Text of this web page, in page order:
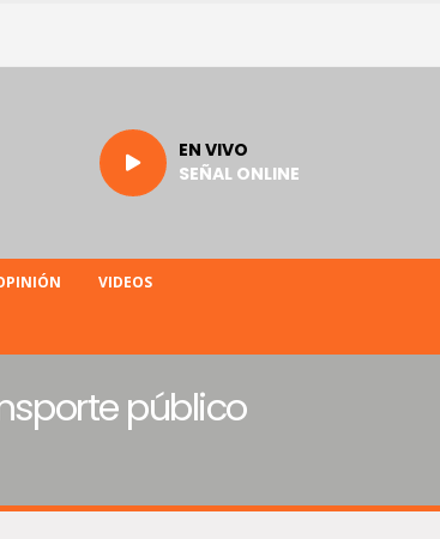
EN VIVO
SEÑAL ONLINE
VIDEOS
público